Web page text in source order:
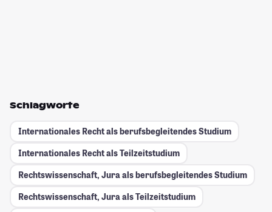
Schlagworte
Internationales Recht als berufsbegleitendes Studium
Internationales Recht als Teilzeitstudium
Rechtswissenschaft, Jura als berufsbegleitendes Studium
Rechtswissenschaft, Jura als Teilzeitstudium